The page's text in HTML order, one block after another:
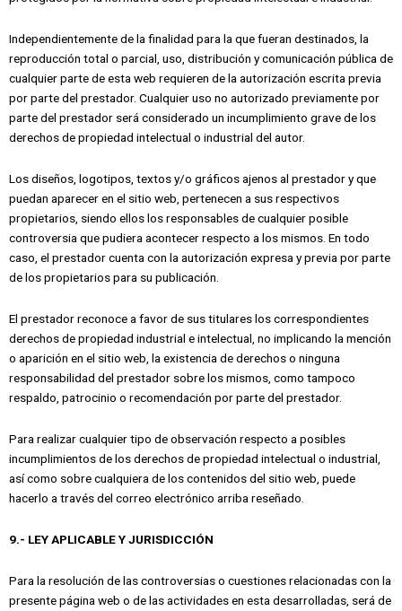
Independientemente de la finalidad para la que fueran destinados, la
reproducción total o parcial, uso, distribución y comunicación pública de
cualquier parte de esta web requieren de la autorización escrita previa
por parte del prestador. Cualquier uso no autorizado previamente por
parte del prestador será considerado un incumplimiento grave de los
derechos de propiedad intelectual o industrial del autor.
Los diseños, logotipos, textos y/o gráficos ajenos al prestador y que
puedan aparecer en el sitio web, pertenecen a sus respectivos
propietarios, siendo ellos los responsables de cualquier posible
controversia que pudiera acontecer respecto a los mismos. En todo
caso, el prestador cuenta con la autorización expresa y previa por parte
de los propietarios para su publicación.
El prestador reconoce a favor de sus titulares los correspondientes
derechos de propiedad industrial e intelectual, no implicando la mención
o aparición en el sitio web, la existencia de derechos o ninguna
responsabilidad del prestador sobre los mismos, como tampoco
respaldo, patrocinio o recomendación por parte del prestador.
Para realizar cualquier tipo de observación respecto a posibles
incumplimientos de los derechos de propiedad intelectual o industrial,
así como sobre cualquiera de los contenidos del sitio web, puede
hacerlo a través del correo electrónico arriba reseñado.
9.- LEY APLICABLE Y JURISDICCIÓN
Para la resolución de las controversias o cuestiones relacionadas con la
presente página web o de las actividades en esta desarrolladas, será de